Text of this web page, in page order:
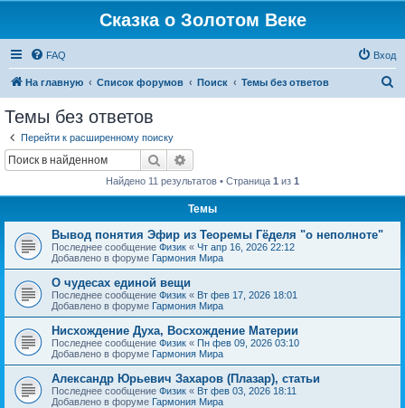
Сказка о Золотом Веке
FAQ Вход
На главную Список форумов Поиск Темы без ответов
Темы без ответов
Перейти к расширенному поиску
Поиск
Найдено 11 результатов • Страница 1 из 1
Темы
Вывод понятия Эфир из Теоремы Гёделя "о неполноте"
Последнее сообщение Физик « Чт апр 16, 2026 22:12
Добавлено в форуме Гармония Мира
О чудесах единой вещи
Последнее сообщение Физик « Вт фев 17, 2026 18:01
Добавлено в форуме Гармония Мира
Нисхождение Духа, Восхождение Материи
Последнее сообщение Физик « Пн фев 09, 2026 03:10
Добавлено в форуме Гармония Мира
Александр Юрьевич Захаров (Плазар), статьи
Последнее сообщение Физик « Вт фев 03, 2026 18:11
Добавлено в форуме Гармония Мира